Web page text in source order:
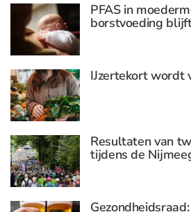
PFAS in
borstvoeding
IJzertekort wordt
Resultaten van
tijdens de